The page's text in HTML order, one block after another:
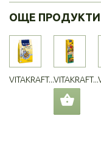
ОЩЕ ПРОДУКТИ
VITAKRAFT...VITAKRAFT...